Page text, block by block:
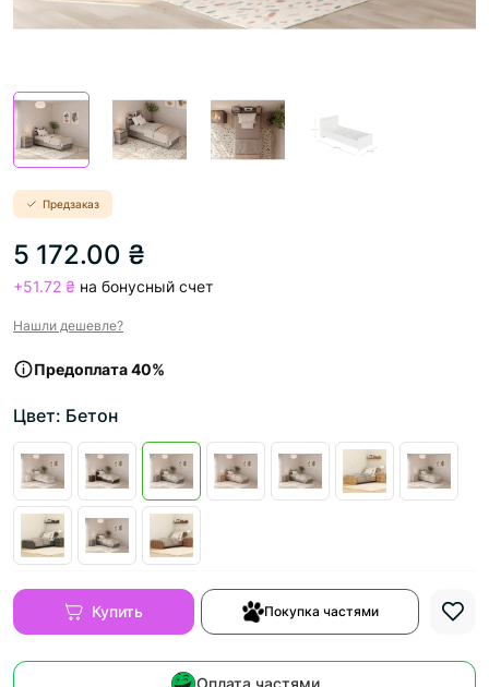
Предзаказ
5 172.00 ₴
+51.72 ₴ на бонусный счет
Нашли дешевле?
Предоплата 40%
Цвет: Бетон
Купить Покупка частями
Оплата частями